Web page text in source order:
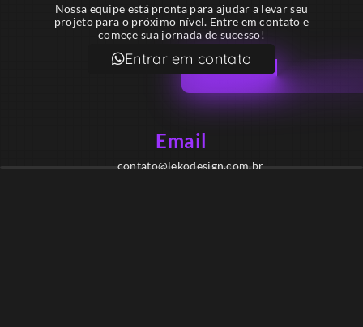
Nossa equipe está pronta para ajudar a levar seu
projeto para o próximo nível. Entre em contato e
começe sua jornada de sucesso!
Entrar em contato
Email
contato@lekodesign.com.br